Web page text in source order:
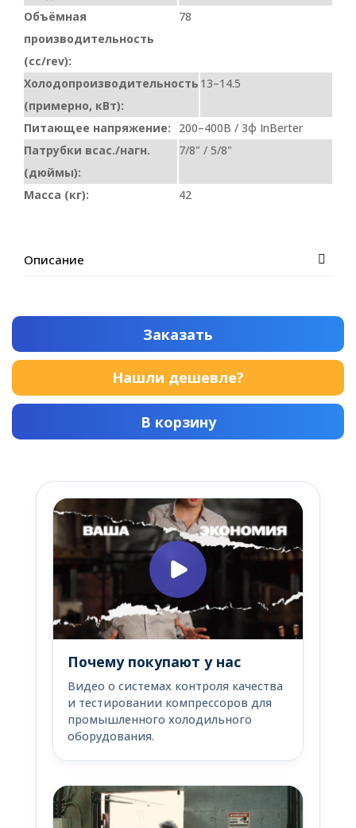
Объёмная
производительность
(cc/rev):
78
Холодопроизводительность
(примерно, кВт):
13–14.5
Питающее напряжение:
200–400В / 3ф InВerter
Патрубки всас./нагн.
(дюймы):
7/8" / 5/8"
Масса (кг): 42
Описание
Заказать
Нашли дешевле?
В корзину
Почему покупают у нас
Видео о системах контроля качества
и тестировании компрессоров для
промышленного холодильного
оборудования.